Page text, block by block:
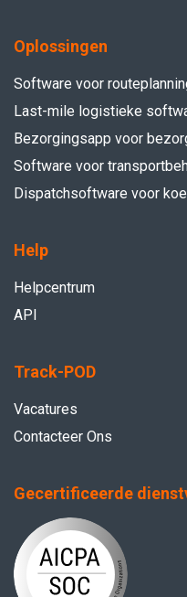
Oplossingen
Software voor
Last-mile logistieke
Bezorgingsapp voor
Software voor
Dispatchsoftware voor
Help
Helpcentrum
API
Track-POD
Vacatures
Contacteer Ons
Gecertificeerde